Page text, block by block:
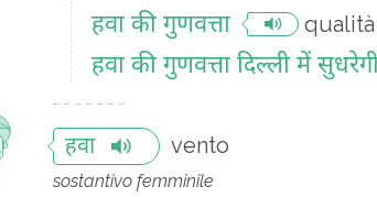
हवा की गुणवत्ता
हवा की गुणवत्ता दिल्ली में
हवा vento
sostantivo femminile